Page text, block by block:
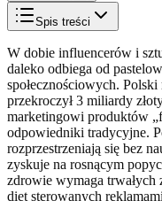
Spis treści
W dobie influencerów i
daleko odbiega od
społecznościowych.
przekroczył 3 miliardy
marketingowi produktów
odpowiedniki tradycyjne.
rozprzestrzeniają się bez
zyskuje na rosnącym
zdrowie wymaga trwałych
diet sterowanych